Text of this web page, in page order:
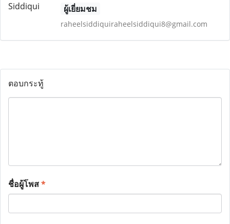
ผู้เยี่ยมชม
raheelsiddiquiraheelsiddiqui8@gmail.com
ตอบกระทู้
ชื่อผู้โพส*